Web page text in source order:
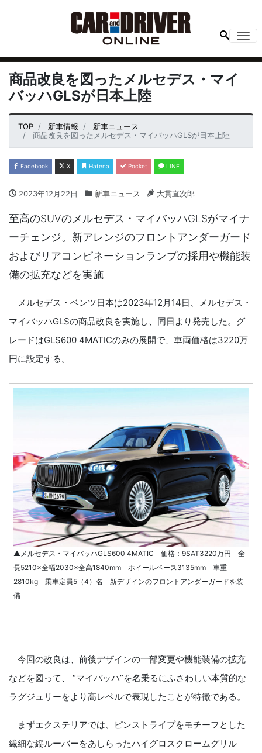
商品改良を図ったメルセデス・マイ
バッハGLSが日本上陸
TOP 新車情報
新車ニュース
商品改良を図ったメルセデス・マイバッハGLSが日本上陸
Facebook X Hatena Pocket LINE
2023年12月22日 新車ニュース 大貫直次郎
至高のSUVのメルセデス・マイバッハGLSがマイナ
ーチェンジ。新アレンジのフロントアンダーガード
およびリアコンビネーションランプの採用や機能装
備の拡充などを実施
メルセデス・ベンツ日本は2023年12月14日、メルセデス・
マイバッハGLSの商品改良を実施し、同日より発売した。グ
レードはGLS600 4MATICのみの展開で、車両価格は3220万
円に設定する。
▲メルセデス・マイバッハGLS600 4MATIC 価格：9SAT3220万円 全
長5210×全幅2030×全高1840mm ホイールベース3135mm 車重
2810kg 乗車定員5（4）名 新デザインのフロントアンダーガードを装
備
今回の改良は、前後デザインの一部変更や機能装備の拡充
などを図って、 “マイバッハ”を名乗るにふさわしい本質的な
ラグジュリーをより高レベルで表現したことが特徴である。
まずエクステリアでは、ピンストライプをモチーフとした
繊細な縦ルーバーをあしらったハイグロスクロームグリル